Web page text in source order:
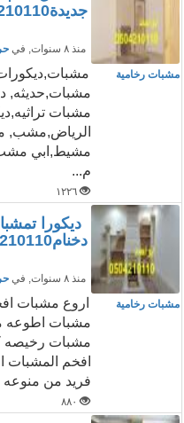
جديدة0504210110
منذ ٨ سنوات , في
مشبات رخامية
مشبات,حديثه,
مشبات
الرياض,مشب,
مشيط,ابي
م...
١٢٢٦
ديكورا
دخنام0504210110
منذ ٨ سنوات , في
مشبات رخامية
اروع مشبات
مشبات اطوعه
مشبات رخيصه
افخم
فريد من
٨٨٠